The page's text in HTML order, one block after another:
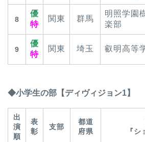
8
優
特
関東 群馬
明照学園
楽部
9
優
特
関東 埼玉 叡明高等
◆小学生の部【ディヴィジョン1】
出
演
順
表
彰
支部
都道
府県
『